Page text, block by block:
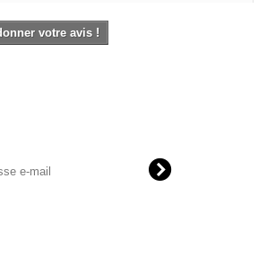
votre avis !